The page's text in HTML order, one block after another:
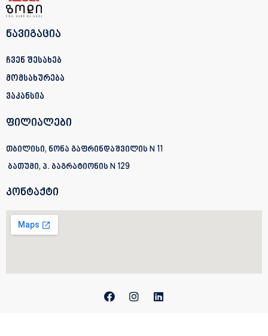
ნავიგაცია
ჩვენ შესახებ
მომსახურება
ვაკანსია
ფილიალები
თბილისი, ნონა გაფრინდაშვილის N 11
ბათუმი, პ. ბაგრატიონის N 129
კონტაქტი